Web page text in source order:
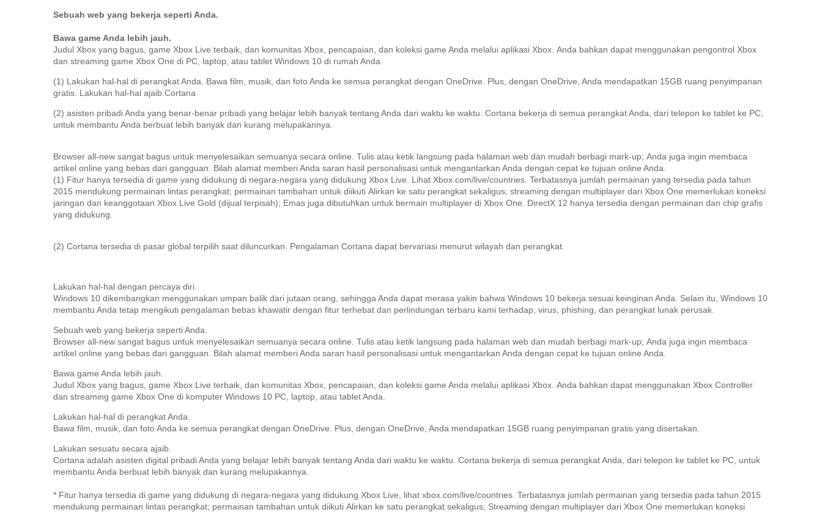
Sebuah web yang bekerja seperti Anda.
Bawa game Anda lebih jauh.
Judul Xbox yang bagus, game Xbox Live terbaik, dan komunitas Xbox, pencapaian, dan koleksi game Anda melalui aplikasi Xbox. Anda bahkan dapat menggunakan pengontrol Xbox
dan streaming game Xbox One di PC, laptop, atau tablet Windows 10 di rumah Anda.
(1) Lakukan hal-hal di perangkat Anda. Bawa film, musik, dan foto Anda ke semua perangkat dengan OneDrive.
Plus, dengan OneDrive, Anda mendapatkan 15GB ruang penyimpanan
gratis. Lakukan hal-hal ajaib.Cortana
(2) asisten pribadi Anda yang benar-benar pribadi yang belajar lebih banyak tentang Anda dari waktu ke waktu. Cortana bekerja di semua perangkat Anda, dari telepon ke tablet ke PC,
untuk membantu Anda berbuat lebih banyak dan kurang melupakannya.
Browser all-new sangat bagus untuk menyelesaikan semuanya secara online. Tulis atau ketik langsung pada halaman web dan mudah berbagi mark-up; Anda juga ingin membaca
artikel online yang bebas dari gangguan.
Bilah alamat memberi Anda saran hasil personalisasi untuk mengantarkan Anda dengan cepat ke tujuan online Anda.
(1) Fitur hanya tersedia di game yang didukung di negara-negara yang didukung Xbox Live.
Lihat Xbox.com/live/countries. Terbatasnya jumlah permainan yang tersedia pada tahun
2015 mendukung permainan lintas perangkat; permainan tambahan untuk diikuti Alirkan ke satu perangkat sekaligus; streaming dengan multiplayer dari Xbox One memerlukan koneksi
jaringan dan keanggotaan Xbox Live Gold (dijual terpisah); Emas juga dibutuhkan untuk bermain multiplayer di Xbox One.
DirectX 12 hanya tersedia dengan permainan dan chip grafis
yang didukung.
(2) Cortana tersedia di pasar global terpilih saat diluncurkan. Pengalaman Cortana dapat bervariasi menurut wilayah dan perangkat.
Lakukan hal-hal dengan percaya diri.
Windows 10 dikembangkan menggunakan umpan balik dari jutaan orang, sehingga Anda dapat merasa yakin bahwa Windows 10 bekerja sesuai keinginan Anda.
Selain itu, Windows 10
membantu Anda tetap mengikuti pengalaman bebas khawatir dengan fitur terhebat dan perlindungan terbaru kami terhadap, virus, phishing, dan perangkat lunak perusak.
Sebuah web yang bekerja seperti Anda.
Browser all-new sangat bagus untuk menyelesaikan semuanya secara online. Tulis atau ketik langsung pada halaman web dan mudah berbagi mark-up; Anda juga ingin membaca
artikel online yang bebas dari gangguan.
Bilah alamat memberi Anda saran hasil personalisasi untuk mengantarkan Anda dengan cepat ke tujuan online Anda.
Bawa game Anda lebih jauh.
Judul Xbox yang bagus, game Xbox Live terbaik, dan komunitas Xbox, pencapaian, dan koleksi game Anda melalui aplikasi Xbox. Anda bahkan dapat menggunakan Xbox Controller
dan streaming game Xbox One di komputer Windows 10 PC, laptop, atau tablet Anda.
Lakukan hal-hal di perangkat Anda.
Bawa film, musik, dan foto Anda ke semua perangkat dengan OneDrive.
Plus, dengan OneDrive, Anda mendapatkan 15GB ruang penyimpanan gratis yang disertakan.
Lakukan sesuatu secara ajaib.
Cortana adalah asisten digital pribadi Anda yang belajar lebih banyak tentang Anda dari waktu ke waktu. Cortana bekerja di semua perangkat Anda, dari telepon ke tablet ke PC, untuk
membantu Anda berbuat lebih banyak dan kurang melupakannya.
* Fitur hanya tersedia di game yang didukung di negara-negara yang didukung Xbox Live, lihat xbox.com/live/countries. Terbatasnya jumlah permainan yang tersedia pada tahun 2015
mendukung permainan lintas perangkat; permainan tambahan untuk diikuti Alirkan ke satu perangkat sekaligus; Streaming dengan multiplayer dari Xbox One memerlukan koneksi